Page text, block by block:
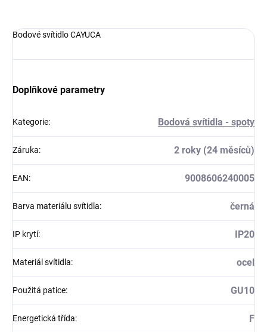
Bodové svítidlo CAYUCA
Doplňkové parametry
Kategorie: Bodová svítidla - spoty
Záruka: 2 roky (24 měsíců)
EAN: 9008606240005
Barva materiálu svítidla: černá
IP krytí: IP20
Materiál svítidla: ocel
Použitá patice: GU10
Energetická třída: F